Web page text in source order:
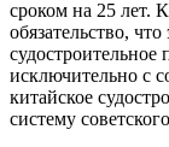
сроком на 25 лет.
обязательство,
судостроительное
исключительно с
китайское
систему